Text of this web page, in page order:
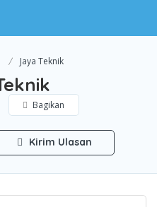
Jaya Teknik
Bagikan
Kirim Ulasan